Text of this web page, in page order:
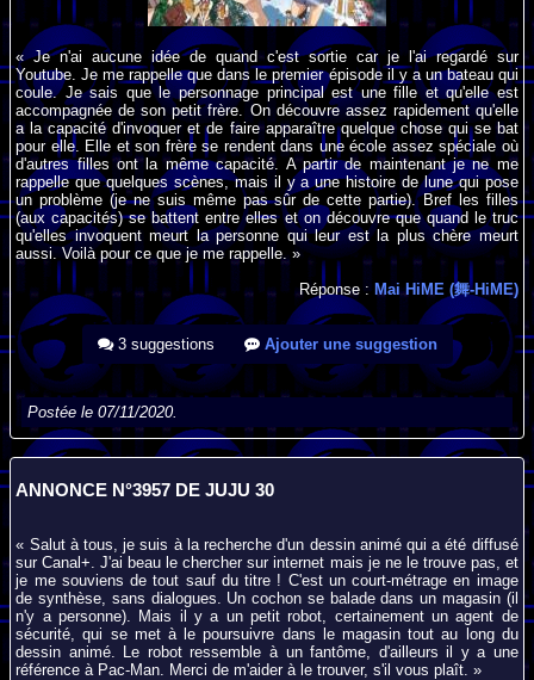
« Je n'ai aucune idée de quand c'est sortie car je l'ai regardé sur
Youtube. Je me rappelle que dans le premier épisode il y a un bateau qui
coule. Je sais que le personnage principal est une fille et qu'elle est
accompagnée de son petit frère. On découvre assez rapidement qu'elle
a la capacité d'invoquer et de faire apparaître quelque chose qui se bat
pour elle. Elle et son frère se rendent dans une école assez spéciale où
d'autres filles ont la même capacité. A partir de maintenant je ne me
rappelle que quelques scènes, mais il y a une histoire de lune qui pose
un problème (je ne suis même pas sûr de cette partie). Bref les filles
(aux capacités) se battent entre elles et on découvre que quand le truc
qu'elles invoquent meurt la personne qui leur est la plus chère meurt
aussi. Voilà pour ce que je me rappelle. »
Réponse : Mai HiME (舞-HiME)
3 suggestions Ajouter une suggestion
Postée le 07/11/2020.
ANNONCE N°3957 DE JUJU 30
« Salut à tous, je suis à la recherche d'un dessin animé qui a été diffusé
sur Canal+. J'ai beau le chercher sur internet mais je ne le trouve pas, et
je me souviens de tout sauf du titre ! C'est un court-métrage en image
de synthèse, sans dialogues. Un cochon se balade dans un magasin (il
n'y a personne). Mais il y a un petit robot, certainement un agent de
sécurité, qui se met à le poursuivre dans le magasin tout au long du
dessin animé. Le robot ressemble à un fantôme, d'ailleurs il y a une
référence à Pac-Man. Merci de m'aider à le trouver, s'il vous plaît. »